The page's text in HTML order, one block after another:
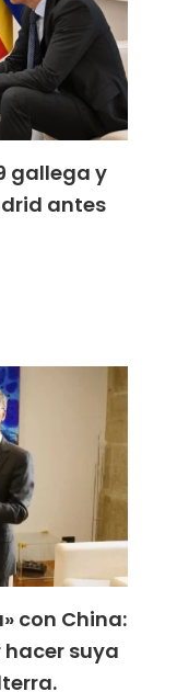
gallega y
antes
con China:
hacer suya